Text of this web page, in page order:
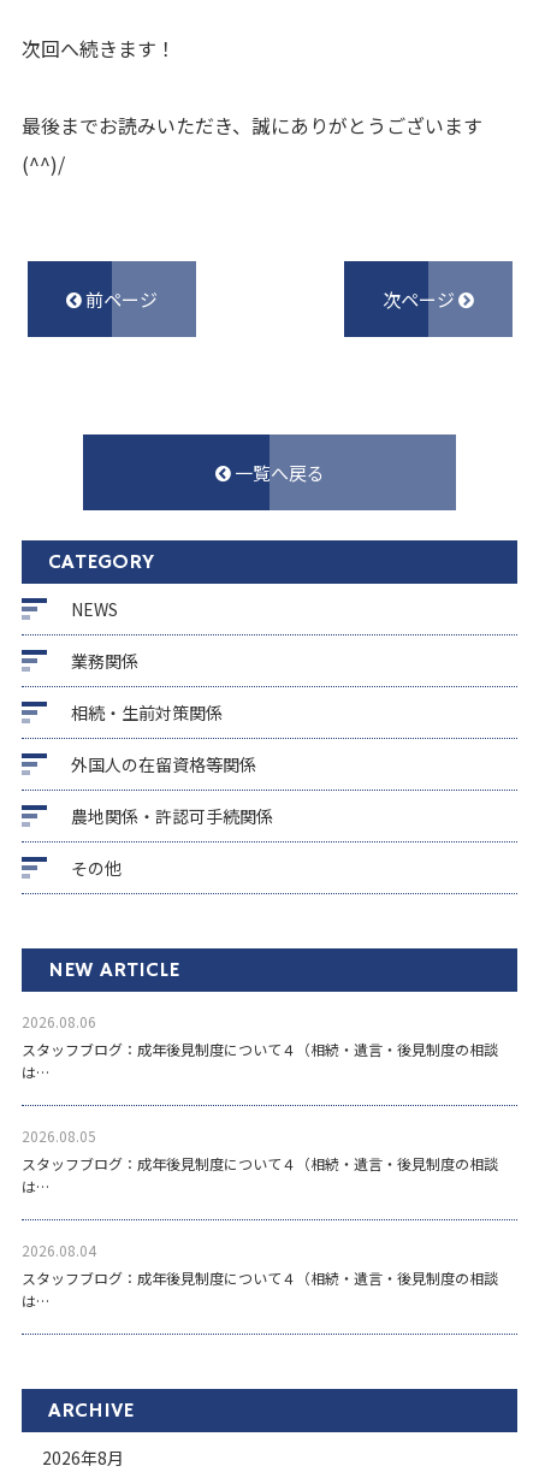
次回へ続きます！
最後までお読みいただき、誠にありがとうございます
(^^)/
前ページ 次ページ
一覧へ戻る
CATEGORY
NEWS
業務関係
相続・生前対策関係
外国人の在留資格等関係
農地関係・許認可手続関係
その他
NEW ARTICLE
2026.08.06
スタッフブログ：成年後見制度について４（相続・遺言・後見制度の相談
は…
2026.08.05
スタッフブログ：成年後見制度について４（相続・遺言・後見制度の相談
は…
2026.08.04
スタッフブログ：成年後見制度について４（相続・遺言・後見制度の相談
は…
ARCHIVE
2026年8月